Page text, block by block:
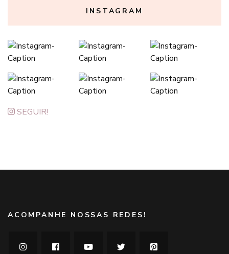
INSTAGRAM
SEGUIR!
ACOMPANHE NOSSAS REDES!